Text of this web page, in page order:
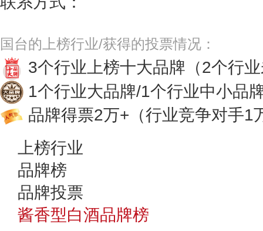
国台的上榜行业/获得的投票情况：
3个行业上榜十大品牌 （2个行
1个行业大品牌/1个行业中小品
品牌得票2万+ （行业竞争对手1
上榜行业
品牌榜
品牌投票
酱香型白酒品牌榜